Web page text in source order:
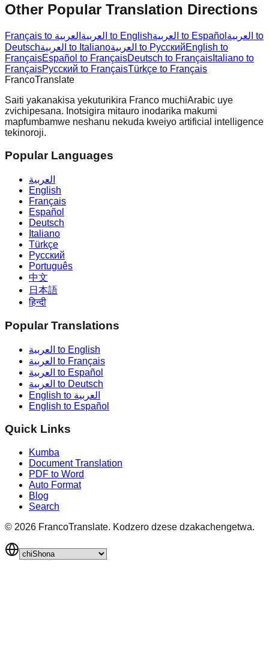
Other Popular Translation Directions
Français to العربية العربية to English العربية to Español العربية to
Deutsch
العربية to Italiano العربية to РусскийEnglish to
FrançaisEspañol to FrançaisDeutsch to Français Italiano to
FrançaisРусский to FrançaisTürkçe to Français
FrancoTranslate
Saiti yakanakisa yekuturikira Franco muchiArabic uye
zvichipesana. Inotsigira mitauro inodarika makumi
mapfumbamwe neshanu nekuda kweiyo artificial intelligence
tekinoroji.
Popular Languages
العربية
English
Français
Español
Deutsch
Italiano
Türkçe
Русский
Português
中文
日本語
हिन्दी
Popular Translations
العربية to English
العربية to Français
العربية to Español
العربية to Deutsch
English to العربية
English to Español
Quick Links
Kumba
Document Translation
PDF to Word
Auto Format
Blog
Search
© 2026 FrancoTranslate. Kodzero dzese dzakachengetwa.